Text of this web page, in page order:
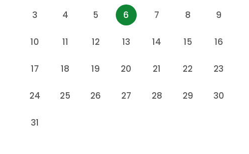
3 4 5 6 7 8 9
10 11 12 13 14 15 16
17 18 19 20 21 22 23
24 25 26 27 28 29 30
31